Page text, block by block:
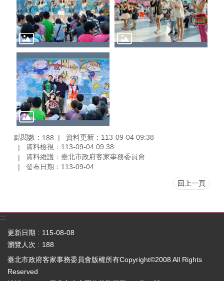
點閱數： 188
資料更新：113-09-04 09:38
資料檢視：113-09-04 09:38
資料維護：臺北市政府客家事務委員會
發布日期：113-09-04
回上一頁
:::
更新日期
115-08-08
瀏覽人次
188
臺北市政府客家事務委員會版權所有Copyright©2008 All Rights
Reserved